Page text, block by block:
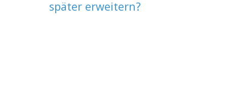
später erweitern?